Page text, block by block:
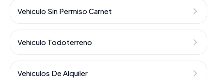
Vehiculo Sin Permiso Carnet
Vehiculo Todoterreno
Vehiculos De Alquiler